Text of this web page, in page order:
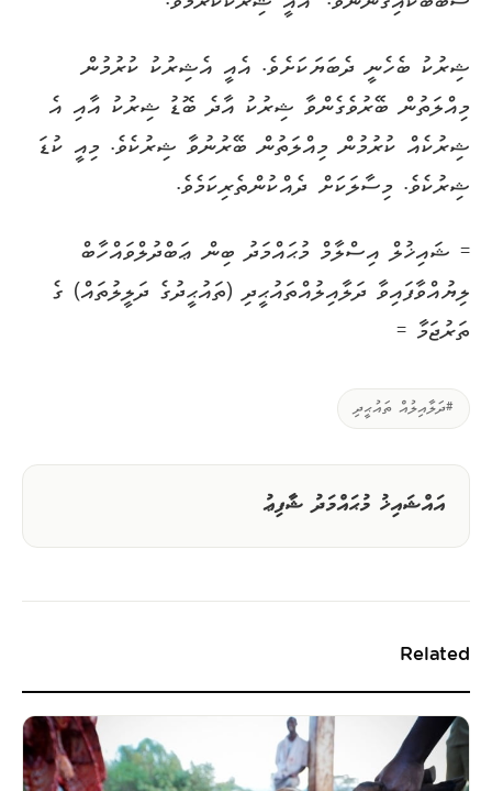
ޝިރުކު ބެހެނީ ދެބަޔަކަށެވެ. އެއީ އެޝިރުކު ކުރުމުން
މިއްލަތުން ބޭރުވެގެންވާ ޝިރުކު އާދެ ބޮޑު ޝިރުކު އާއި އެ
ޝިރުކެއް ކުރުމުން މިއްލަތުން ބޭރުނުވާ ޝިރުކެވެ. މިއީ ކުޑަ
ޝިރުކެވެ. މިސާލަކަށް ދެއްކުންތެރިކަމެވެ.
= ޝައިޚުލް އިސްލާމް މުޙައްމަދު ބިން ޢަބްދުލްވައްހާބް
ލިޔުއްވާފައިވާ ދަލާއިލުއްތައުޙީދި (ތައުޙީދުގެ ދަލީލުތައް) ގެ
ތަރުޖަމާ =
#ދަލާއިލުއް ތައުޙީދި
އައްޝައިޚު މުޙައްމަދު ޝާފިޢު
Related